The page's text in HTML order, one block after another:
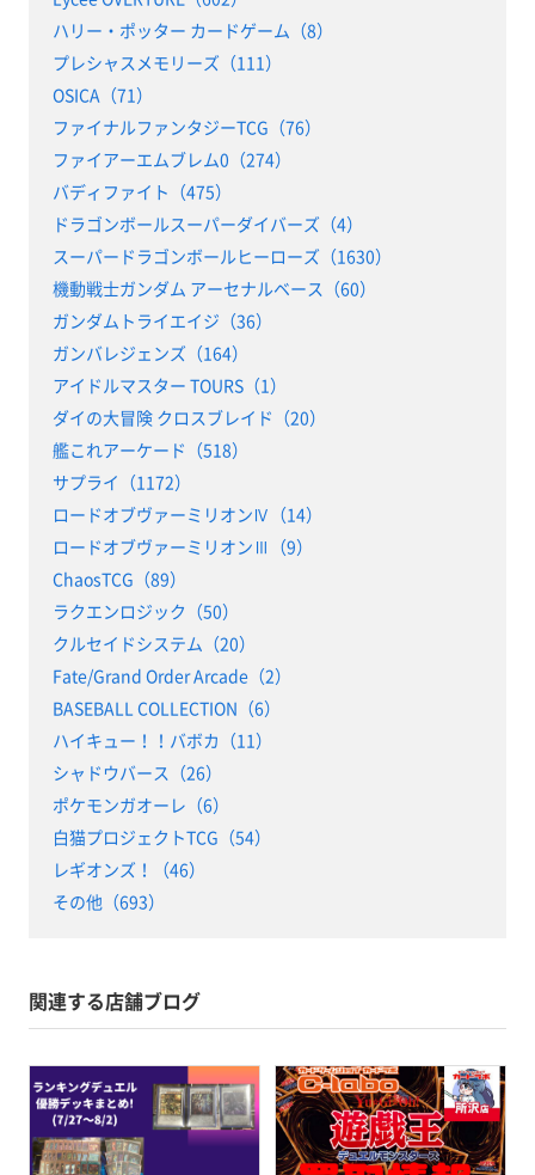
ハリー・ポッター カードゲーム（8）
プレシャスメモリーズ（111）
OSICA（71）
ファイナルファンタジーTCG（76）
ファイアーエムブレム0（274）
バディファイト（475）
ドラゴンボールスーパーダイバーズ（4）
スーパードラゴンボールヒーローズ（1630）
機動戦士ガンダム アーセナルベース（60）
ガンダムトライエイジ（36）
ガンバレジェンズ（164）
アイドルマスター TOURS（1）
ダイの大冒険 クロスブレイド（20）
艦これアーケード（518）
サプライ（1172）
ロードオブヴァーミリオンⅣ（14）
ロードオブヴァーミリオンⅢ（9）
ChaosTCG（89）
ラクエンロジック（50）
クルセイドシステム（20）
Fate/Grand Order Arcade（2）
BASEBALL COLLECTION（6）
ハイキュー！！バボカ（11）
シャドウバース（26）
ポケモンガオーレ（6）
白猫プロジェクトTCG（54）
レギオンズ！（46）
その他（693）
関連する店舗ブログ